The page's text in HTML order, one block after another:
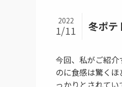
冬ポテ
2022
1/11
今回、私がご紹
のに食感は驚く
っかりとされて